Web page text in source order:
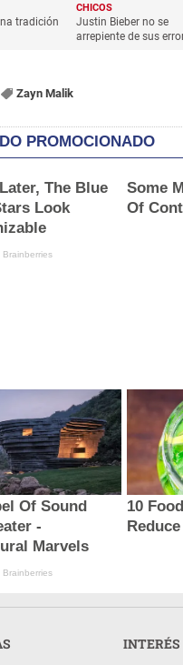
tradición
CHICOS
Justin Bieber no se
arrepiente de sus
Zayn Malik
PROMOCIONADO
The Blue
Look
Brainberries
Some
Of
Of Sound
-
Marvels
Brainberries
10
INTERÉS